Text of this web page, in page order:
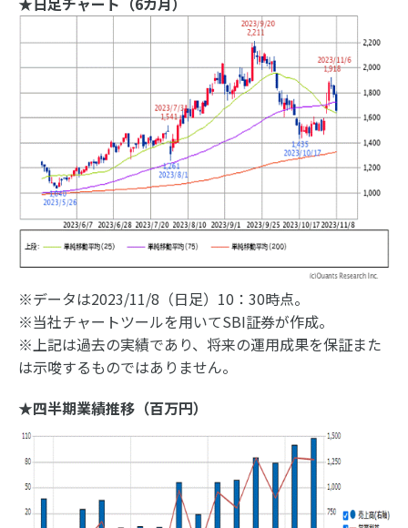
※データは2023/11/8（日足）10：30時点。
※当社チャートツールを用いてSBI証券が作成。
※上記は過去の実績であり、将来の運用成果を保証また
は示唆するものではありません。
★四半期業績推移（百万円）